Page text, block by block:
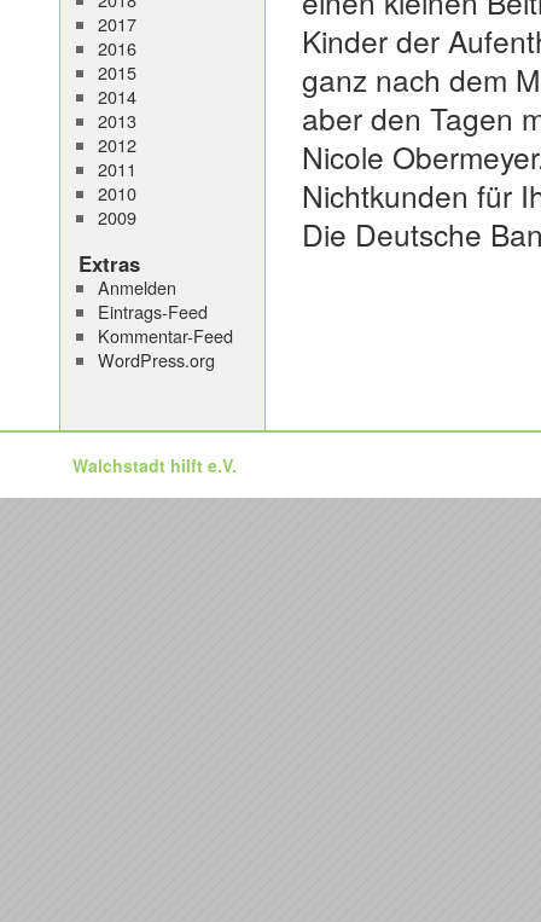
Kinder der
ganz nach dem
aber den Tagen
Nicole
Nichtkunden für
Die Deutsche
2017
2016
2015
2014
2013
2012
2011
2010
2009
Extras
Anmelden
Eintrags-Feed
Kommentar-Feed
WordPress.org
Walchstadt hilft e.V.